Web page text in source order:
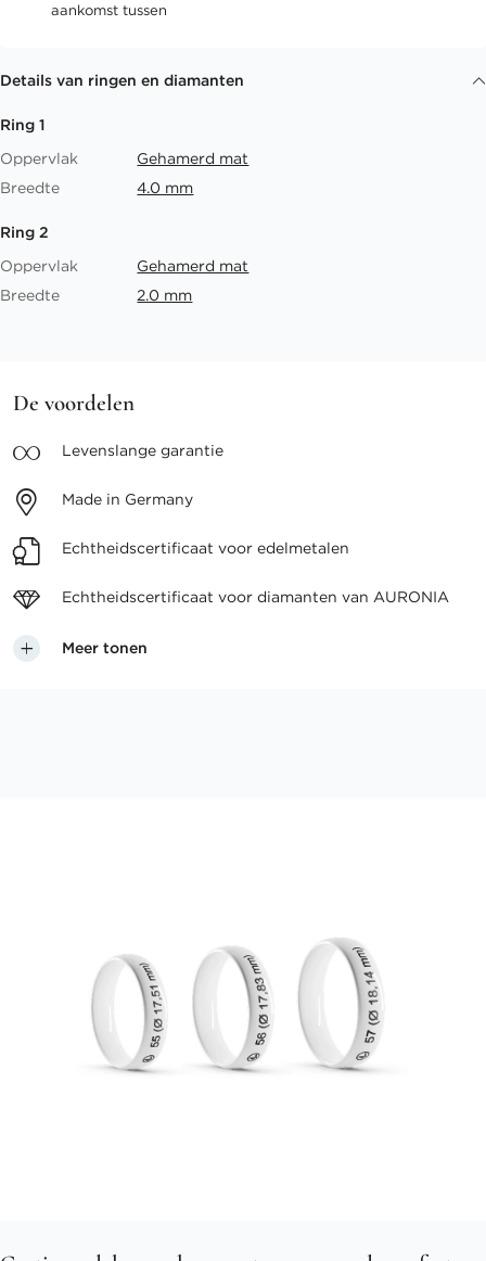
aankomst tussen
Details van ringen en diamanten
Ring 1
Oppervlak
Gehamerd mat
Breedte
4.0 mm
Ring 2
Oppervlak
Gehamerd mat
Breedte
2.0 mm
De voordelen
Levenslange garantie
Made in Germany
Echtheidscertificaat voor edelmetalen
Echtheidscertificaat voor diamanten van AURONIA
Meer tonen